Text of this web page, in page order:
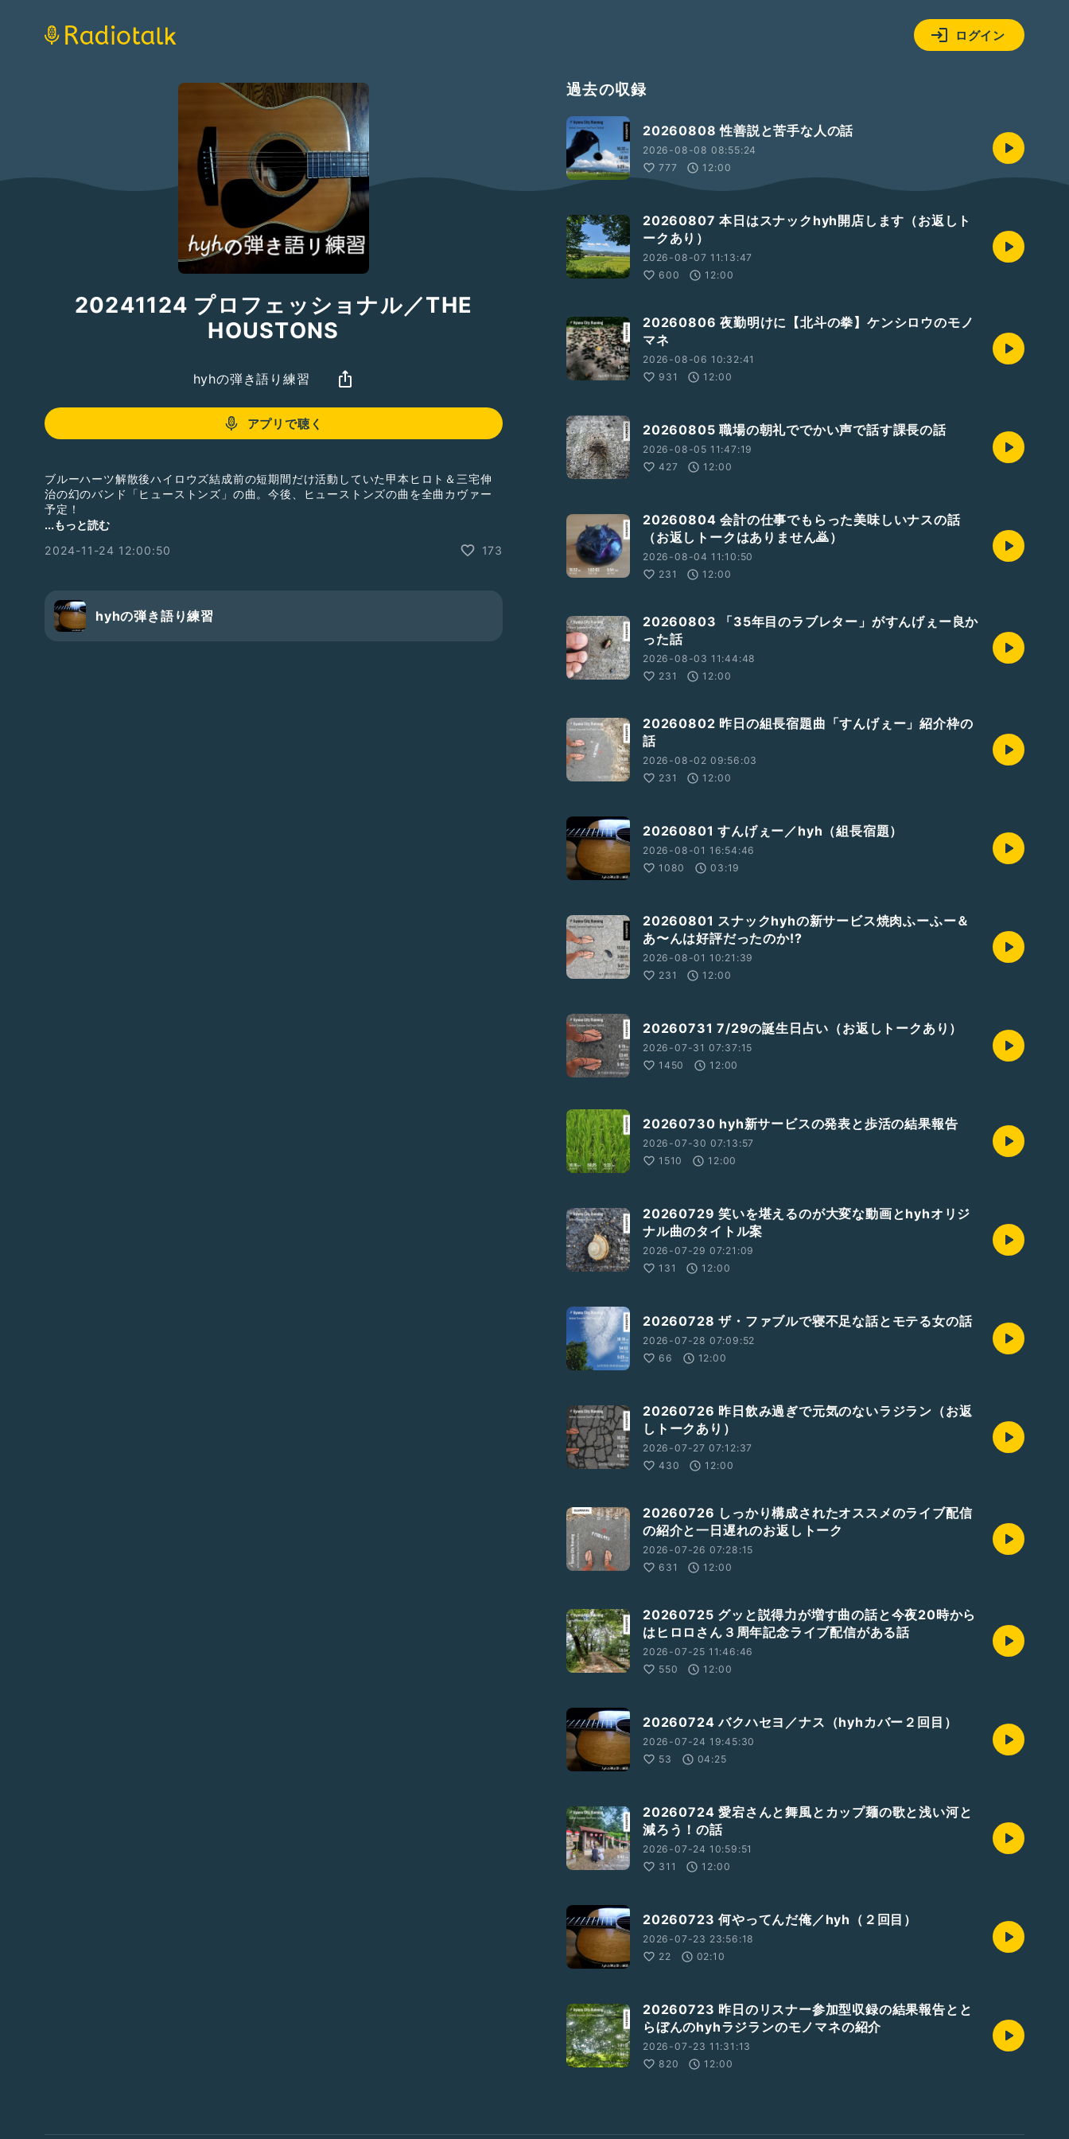
ログイン
20241124 プロフェッショナル／THE
HOUSTONS
hyhの弾き語り練習
アプリで聴く
ブルーハーツ解散後ハイロウズ結成前の短期間だけ活動していた甲本ヒロト＆三宅伸
治の幻のバンド「ヒューストンズ」の曲。今後、ヒューストンズの曲を全曲カヴァー
予定！
#hyh1297
#弾き語り
...もっと読む
2024-11-24 12:00:50
173
hyhの弾き語り練習
過去の収録
20260808 性善説と苦手な人の話
2026-08-08 08:55:24
777
12:00
20260807 本日はスナックhyh開店します（お返しト
ークあり）
2026-08-07 11:13:47
600
12:00
20260806 夜勤明けに【北斗の拳】ケンシロウのモノ
マネ
2026-08-06 10:32:41
931
12:00
20260805 職場の朝礼ででかい声で話す課長の話
2026-08-05 11:47:19
427
12:00
20260804 会計の仕事でもらった美味しいナスの話
（お返しトークはありません🙇）
2026-08-04 11:10:50
231
12:00
20260803 「35年目のラブレター」がすんげぇー良か
った話
2026-08-03 11:44:48
231
12:00
20260802 昨日の組長宿題曲「すんげぇー」紹介枠の
話
2026-08-02 09:56:03
231
12:00
20260801 すんげぇー／hyh（組長宿題）
2026-08-01 16:54:46
1080
03:19
20260801 スナックhyhの新サービス焼肉ふーふー＆
あ〜んは好評だったのか!?
2026-08-01 10:21:39
231
12:00
20260731 7/29の誕生日占い（お返しトークあり）
2026-07-31 07:37:15
1450
12:00
20260730 hyh新サービスの発表と歩活の結果報告
2026-07-30 07:13:57
1510
12:00
20260729 笑いを堪えるのが大変な動画とhyhオリジ
ナル曲のタイトル案
2026-07-29 07:21:09
131
12:00
20260728 ザ・ファブルで寝不足な話とモテる女の話
2026-07-28 07:09:52
66
12:00
20260726 昨日飲み過ぎで元気のないラジラン（お返
しトークあり）
2026-07-27 07:12:37
430
12:00
20260726 しっかり構成されたオススメのライブ配信
の紹介と一日遅れのお返しトーク
2026-07-26 07:28:15
631
12:00
20260725 グッと説得力が増す曲の話と今夜20時から
はヒロロさん３周年記念ライブ配信がある話
2026-07-25 11:46:46
550
12:00
20260724 バクハセヨ／ナス（hyhカバー２回目）
2026-07-24 19:45:30
53
04:25
20260724 愛宕さんと舞風とカップ麺の歌と浅い河と
減ろう！の話
2026-07-24 10:59:51
311
12:00
20260723 何やってんだ俺／hyh（２回目）
2026-07-23 23:56:18
22
02:10
20260723 昨日のリスナー参加型収録の結果報告とと
らぼんのhyhラジランのモノマネの紹介
2026-07-23 11:31:13
820
12:00